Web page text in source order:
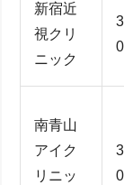
新宿近
視クリ
ニック
南青山
アイク
リニッ